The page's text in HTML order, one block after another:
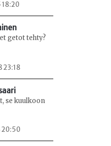
18:20
getot tehty?
23:18
se kuulkoon
20:50